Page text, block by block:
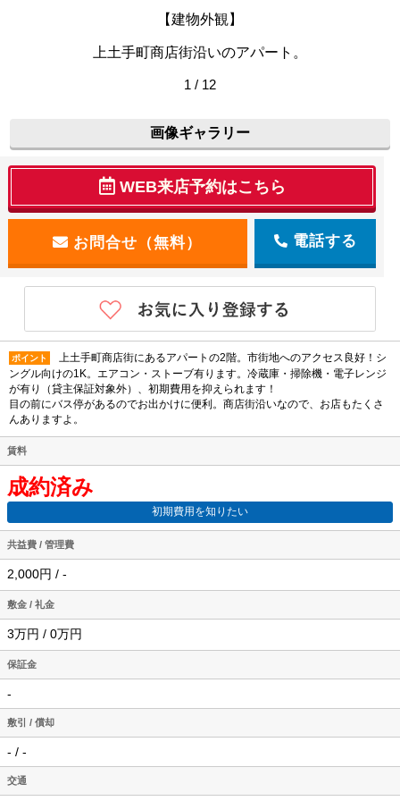
【建物外観】
上土手町商店街沿いのアパート。
1 / 12
画像ギャラリー
WEB来店予約はこちら
電話する
ポイント
上土手町商店街にあるアパートの2階。市街地へのアクセス良好！シ
ングル向けの1K。エアコン・ストーブ有ります。冷蔵庫・掃除機・電子レンジ
が有り（貸主保証対象外）、初期費用を抑えられます！
目の前にバス停があるのでお出かけに便利。商店街沿いなので、お店もたくさ
んありますよ。
賃料
成約済み
初期費用を知りたい
共益費 / 管理費
2,000円 / -
敷金 / 礼金
3万円 / 0万円
保証金
-
敷引 / 償却
- / -
交通